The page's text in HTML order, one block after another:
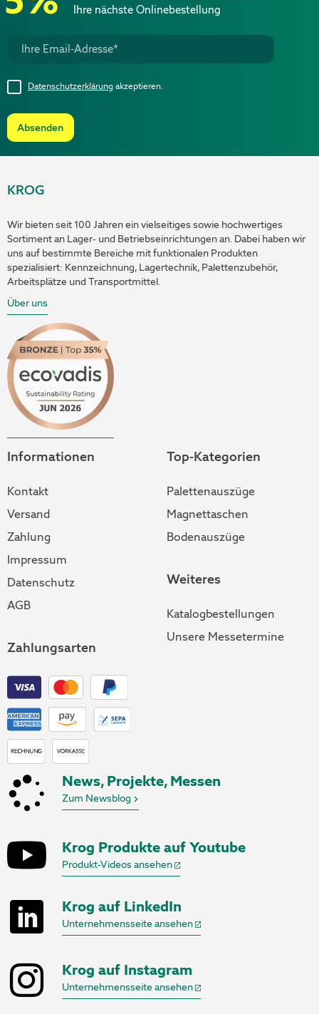
Ihre nächste Onlinebestellung
Absenden
Datenschutzerklärung akzeptieren.
Informationen
Kontakt
Versand
Zahlung
Impressum
Datenschutz
AGB
Zahlungsarten
Top-Kategorien
Palettenauszüge
Magnettaschen
Bodenauszüge
Weiteres
Katalogbestellungen
Unsere Messetermine
KROG
Wir bieten seit 100 Jahren ein vielseitiges sowie hochwertiges
Sortiment an Lager- und Betriebseinrichtungen an. Dabei haben wir
uns auf bestimmte Bereiche mit funktionalen Produkten
spezialisiert: Kennzeichnung, Lagertechnik, Palettenzubehör,
Arbeitsplätze und Transportmittel.
Über uns
News, Projekte, Messen
Zum Newsblog
Krog Produkte auf Youtube
Produkt-Videos ansehen
Krog auf LinkedIn
Unternehmensseite ansehen
Krog auf Instagram
Unternehmensseite ansehen